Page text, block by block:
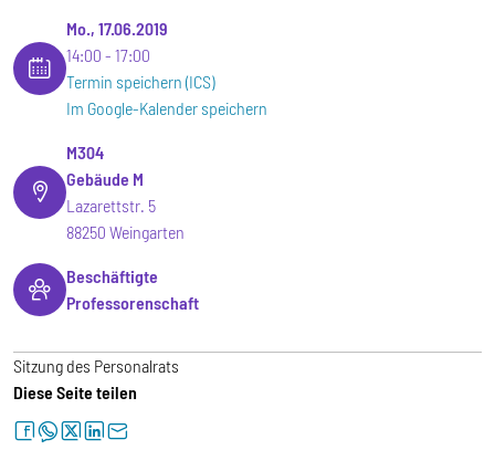
Mo., 17.06.2019
14:00
17:00
Termin speichern (ICS)
Im Google-Kalender speichern
M304
Gebäude M
Lazarettstr. 5
88250 Weingarten
Beschäftigte
Professorenschaft
Sitzung des Personalrats
Diese Seite teilen
facebookwhatsapptwitterlinkedinletter